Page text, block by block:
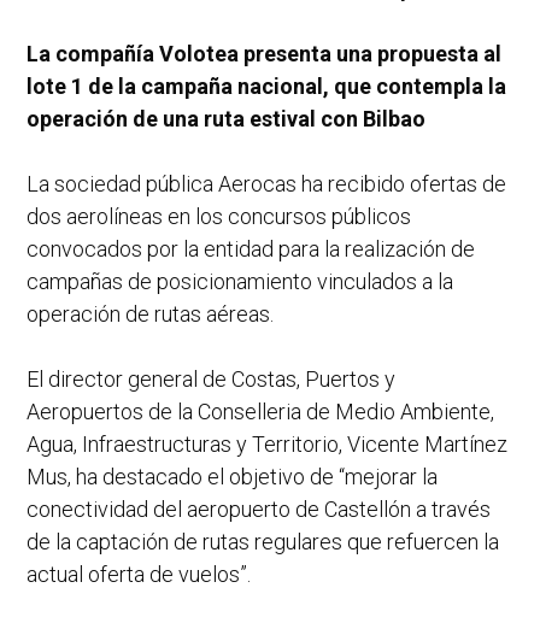
La compañía Volotea presenta una propuesta al
lote 1 de la campaña nacional, que contempla la
operación de una ruta estival con Bilbao
La sociedad pública Aerocas ha recibido ofertas de
dos aerolíneas en los concursos públicos
convocados por la entidad para la realización de
campañas de posicionamiento vinculados a la
operación de rutas aéreas.
El director general de Costas, Puertos y
Aeropuertos de la Conselleria de Medio Ambiente,
Agua, Infraestructuras y Territorio, Vicente Martínez
Mus, ha destacado el objetivo de “mejorar la
conectividad del aeropuerto de Castellón a través
de la captación de rutas regulares que refuercen la
actual oferta de vuelos”.